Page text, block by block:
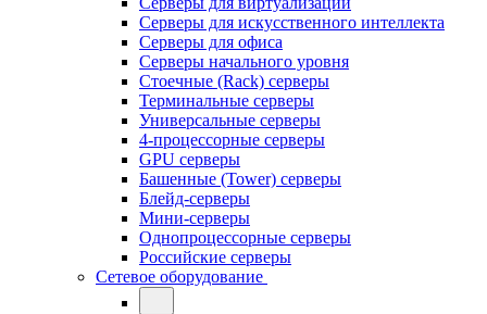
Серверы для искусственного интеллекта
Серверы для офиса
Серверы начального уровня
Стоечные (Rack) серверы
Терминальные серверы
Универсальные серверы
4-процессорные серверы
GPU серверы
Башенные (Tower) серверы
Блейд-серверы
Мини-серверы
Однопроцессорные серверы
Российские серверы
Сетевое оборудование